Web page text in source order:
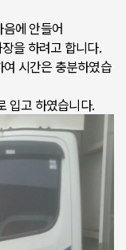
에 안들어
을 하려고 합니다.
시간은 충분하였습
입고 하였습니다.